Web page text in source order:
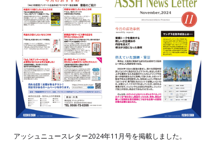
アッシュニュースレター2024年11月号を掲載しました。